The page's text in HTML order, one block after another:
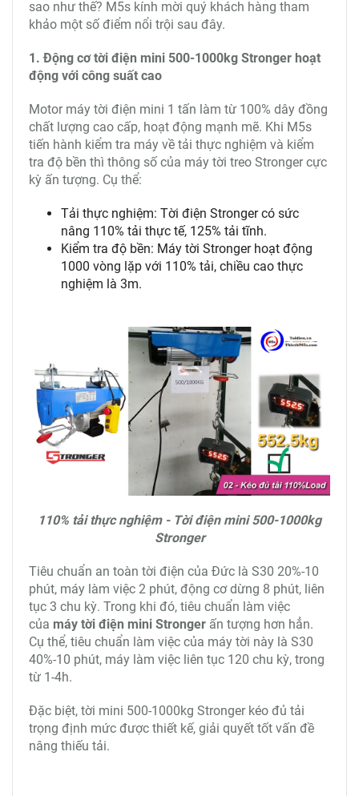
Tời điện mini 1000kg Strongerđược M5s nhập khẩu
trực tiếp, không qua trung gian. So với các loại tời
điện khác, tời điện mini Stronger có những ưu điểm
vượt bậc, thích hợp cho mọi công việc ở mọi vị trí. Vì
sao như thế? M5s kính mời quý khách hàng tham
1. Động cơ tời điện mini 500-1000kg Stronger hoạt
động với công suất cao
Motor máy tời điện mini 1 tấn làm từ 100% dây đồng
chất lượng cao cấp, hoạt động mạnh mẽ. Khi M5s
tiến hành kiểm tra máy về tải thực nghiệm và kiểm
tra độ bền thì thông số của máy tời treo Stronger cực
kỳ ấn tượng. Cụ thể:
Tải thực nghiệm: Tời điện Stronger có sức
Kiểm tra độ bền: Máy tời Stronger hoạt động
1000 vòng lặp với 110% tải, chiều cao thực
nghiệm là 3m.